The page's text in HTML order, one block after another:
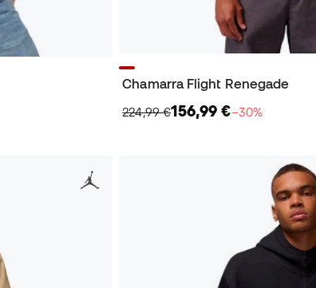
Chamarra Flight Renegade
224,99 €156,99 €−30%